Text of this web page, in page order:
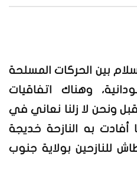
بين الحركات المسلحة
وهناك اتفاقيات
ونحن لا زلنا نعاني في
أفادت به النازحة خديجة
للنازحين بولاية جنوب